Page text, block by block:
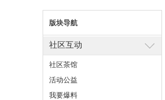
版块导航
社区互动
社区茶馆
活动公益
我要爆料